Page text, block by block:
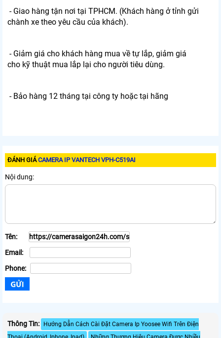
- Giao hàng tận nơi tại TPHCM. (Khách hàng ở tỉnh gửi
chành xe theo yêu cầu của khách).
- Giảm giá cho khách hàng mua về tự lắp, giảm giá
cho kỹ thuật mua lắp lại cho người tiêu dùng.
- Bảo hàng 12 tháng tại công ty hoặc tại hãng
ĐÁNH GIÁCAMERA IP VANTECH VPH-C519AI
Nội dung:
Tên:
Email:
Phone:
Thông Tin:
Hướng Dẫn Cách Cài Đặt Camera Ip Yoosee Wifi Trên Điện